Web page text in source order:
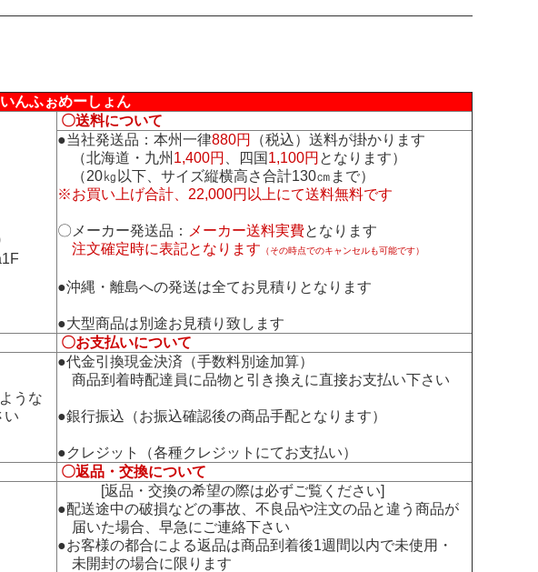
いんふぉめーしょん
〇送料について
●当社発送品：本州一律880円
（税込）送料が掛かります
（北海道・九州 1,400円 、四国 1,100円 となります）
（20㎏以下、サイズ縦横高さ合計130㎝まで）
※お買い上げ合計、22,000円以上にて送料無料です
〇メーカー発送品： メーカー送料実費となります
注文確定時に表記となります （その時点でのキャンセルも可能です）
●沖縄・離島への発送は全てお見積りとなります
●大型商品は別途お見積り致します
〇お支払いについて
うな
い
●代金引換現金決済（手数料別途加算）
商品到着時配達員に品物と引き換えに直接お支払い下さい
●銀行振込（お振込確認後の商品手配となります）
●クレジット（各種クレジットにてお支払い）
〇返品・交換について
[返品・交換の希望の際は必ずご覧ください]
●配送途中の破損などの事故、不良品や注文の品と違う商品が
届いた場合、早急にご連絡下さい
●お客様の都合による返品は商品到着後1週間以内で未使用・
未開封の場合に限ります